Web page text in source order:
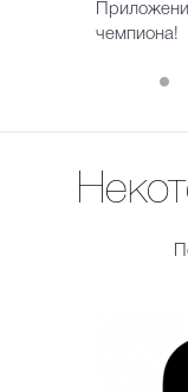
чемпиона!